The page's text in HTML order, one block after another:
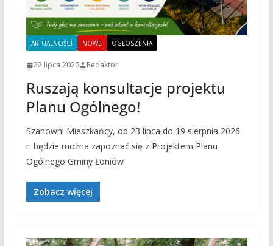
AKTUALNOŚCI NOWE OGŁOSZENIA
22 lipca 2026 Redaktor
Ruszają konsultacje projektu
Planu Ogólnego!
Szanowni Mieszkańcy, od 23 lipca do 19 sierpnia 2026
r. będzie można zapoznać się z Projektem Planu
Ogólnego Gminy Łoniów
Zobacz więcej